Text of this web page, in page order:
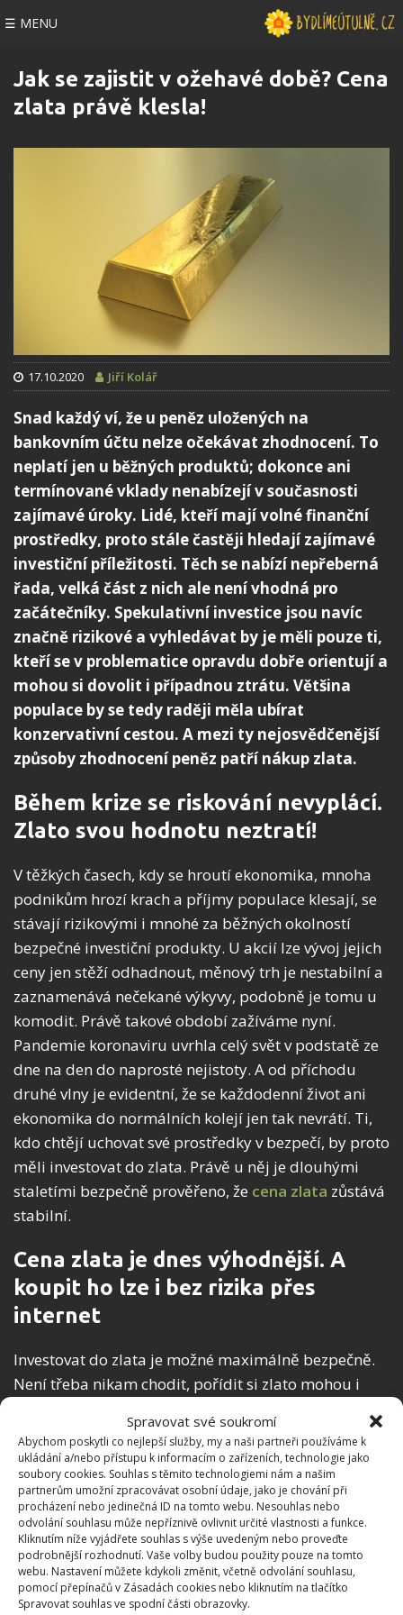
Spravovat své soukromí
Abychom poskytli co nejlepší služby, my a naši partneři používáme k
ukládání a/nebo přístupu k informacím o zařízeních, technologie jako
soubory cookies. Souhlas s těmito technologiemi nám a našim
partnerům umožní zpracovávat osobní údaje, jako je chování při
procházení nebo jedinečná ID na tomto webu. Nesouhlas nebo
odvolání souhlasu může nepříznivě ovlivnit určité vlastnosti a funkce.
Kliknutím níže vyjádřete souhlas s výše uvedeným nebo proveďte
podrobnější rozhodnutí. Vaše volby budou použity pouze na tomto
webu. Nastavení můžete kdykoli změnit, včetně odvolání souhlasu,
pomocí přepínačů v Zásadách cookies nebo kliknutím na tlačítko
Spravovat souhlas ve spodní části obrazovky.
☰ MENU
Jak se zajistit v ožehavé době? Cena
zlata právě klesla!
17.10.2020 Jiří Kolář
Snad každý ví, že u peněz uložených na
bankovním účtu nelze očekávat zhodnocení. To
neplatí jen u běžných produktů; dokonce ani
termínované vklady nenabízejí v současnosti
zajímavé úroky. Lidé, kteří mají volné finanční
prostředky, proto stále častěji hledají zajímavé
investiční příležitosti. Těch se nabízí nepřeberná
řada, velká část z nich ale není vhodná pro
začátečníky. Spekulativní investice jsou navíc
značně rizikové a vyhledávat by je měli pouze ti,
kteří se v problematice opravdu dobře orientují a
mohou si dovolit i případnou ztrátu. Většina
populace by se tedy raději měla ubírat
konzervativní cestou. A mezi ty nejosvědčenější
způsoby zhodnocení peněz patří nákup zlata.
Během krize se riskování nevyplácí.
Zlato svou hodnotu neztratí!
V těžkých časech, kdy se hroutí ekonomika, mnoha
podnikům hrozí krach a příjmy populace klesají, se
stávají rizikovými i mnohé za běžných okolností
bezpečné investiční produkty. U akcií lze vývoj jejich
ceny jen stěží odhadnout, měnový trh je nestabilní a
zaznamenává nečekané výkyvy, podobně je tomu u
komodit. Právě takové období zažíváme nyní.
Pandemie koronaviru uvrhla celý svět v podstatě ze
dne na den do naprosté nejistoty. A od příchodu
druhé vlny je evidentní, že se každodenní život ani
ekonomika do normálních kolejí jen tak nevrátí. Ti,
kdo chtějí uchovat své prostředky v bezpečí, by proto
měli investovat do zlata. Právě u něj je dlouhými
staletími bezpečně prověřeno, že cena zlata zůstává
stabilní.
Cena zlata je dnes výhodnější. A
koupit ho lze i bez rizika přes
internet
Investovat do zlata je možné maximálně bezpečně.
Není třeba nikam chodit, pořídit si zlato mohou i
sedmnáctiletou tradicí na www.zlate-mince.cz jsou
dostupné jak švýcarské zlaté cihličky, tak i zlaté
mince. A v nabídce je kromě zlata i stříbro.